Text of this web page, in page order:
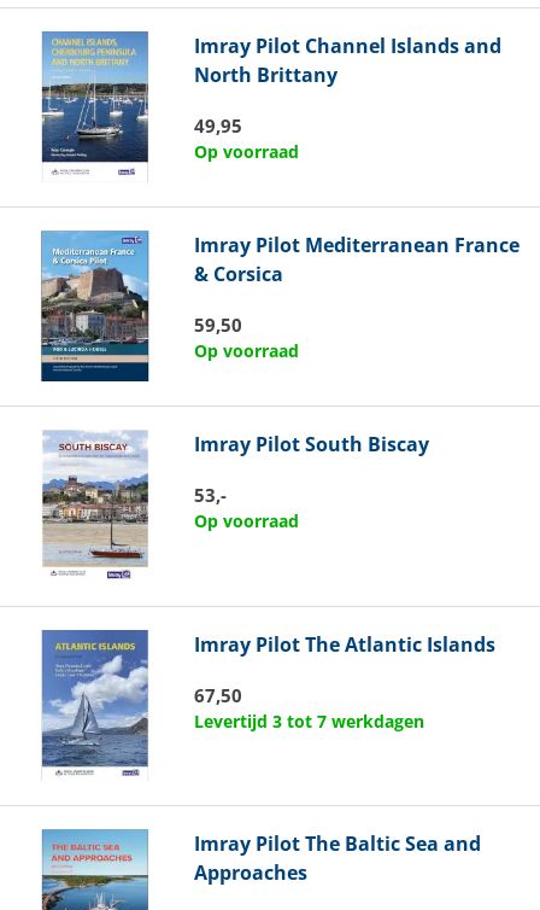
Imray Pilot Channel Islands and
North Brittany
49,95
Op voorraad
Imray Pilot Mediterranean France
& Corsica
59,50
Op voorraad
Imray Pilot South Biscay
53,-
Op voorraad
Imray Pilot The Atlantic Islands
67,50
Levertijd 3 tot 7 werkdagen
Imray Pilot The Baltic Sea and
Approaches